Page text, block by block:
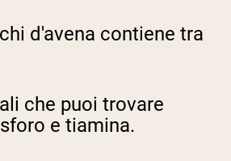
d'avena contiene tra
che puoi trovare
e tiamina.